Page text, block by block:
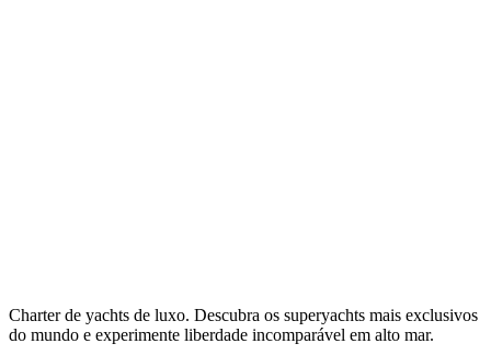
Charter de yachts de luxo. Descubra os superyachts mais exclusivos
do mundo e experimente liberdade incomparável em alto mar.